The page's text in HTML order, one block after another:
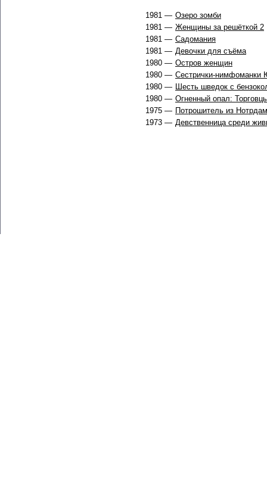
1981 — Озеро зомби
1981 — Женщины за решёткой 2
1981 — Садомания
1981 — Девочки для съёма
1980 — Остров женщин
1980 — Сестрички-нимфоманки
1980 — Шесть шведок с
1980 — Огненный опал:
1975 — Потрошитель из
1973 — Девственница среди